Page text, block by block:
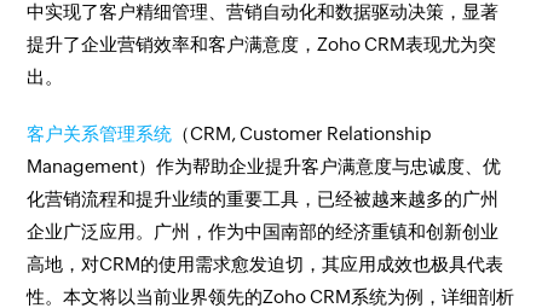
中实现了客户精细管理、营销自动化和数据驱动决策，显著
提升了企业营销效率和客户满意度，Zoho CRM表现尤为突
出。
客户关系管理系统 （CRM, Customer Relationship
Management）作为帮助企业提升客户满意度与忠诚度、优
化营销流程和提升业绩的重要工具，已经被越来越多的广州
企业广泛应用。广州，作为中国南部的经济重镇和创新创业
高地，对CRM的使用需求愈发迫切，其应用成效也极具代表
性。本文将以当前业界领先的Zoho CRM系统为例，详细剖析